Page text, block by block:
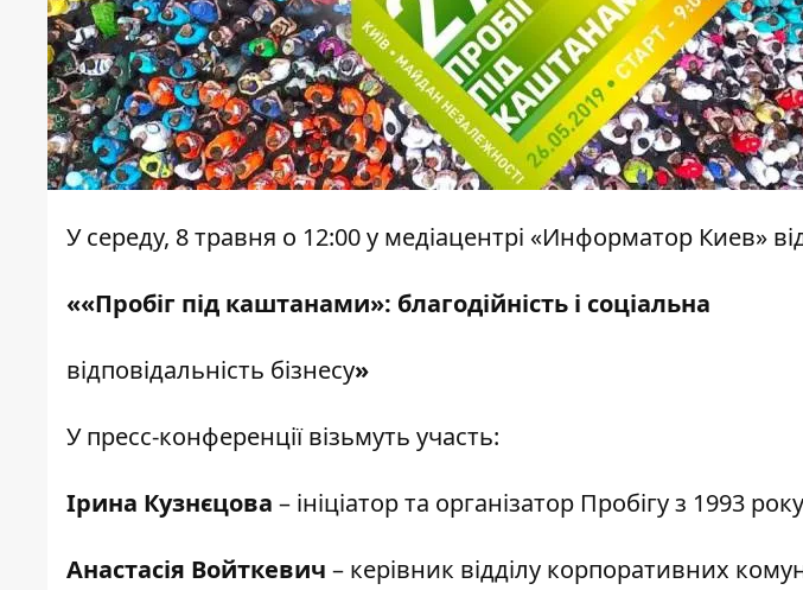
У середу, 8 травня о 12:00 у медіацентрі «Информатор Киев»
««Пробіг під каштанами»: благодійність і соціальна
відповідальність бізнесу»
У пресс-конференції візьмуть участь:
Ірина Кузнєцова – ініціатор та організатор Пробігу з 1993
Анастасія Войткевич – керівник відділу корпоративних